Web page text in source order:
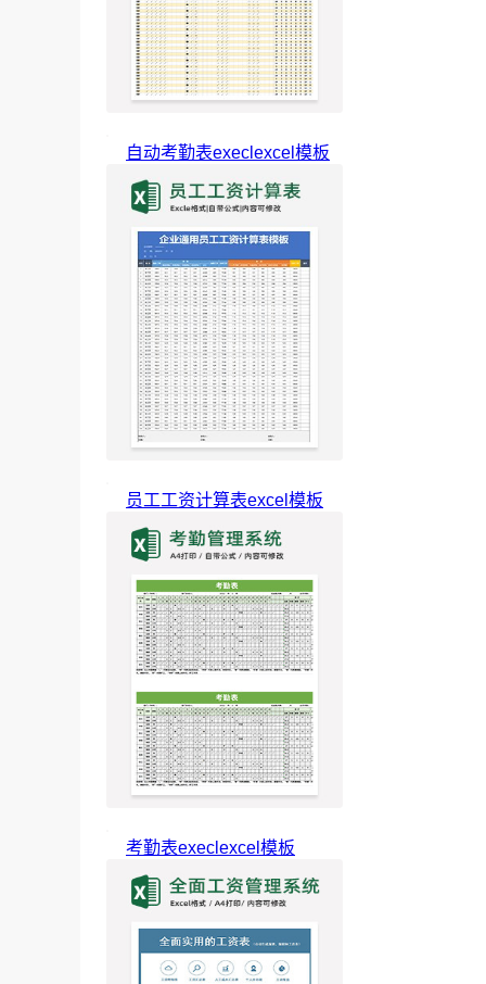
自动考勤表execlexcel模板
员工工资计算表excel模板
考勤表execlexcel模板